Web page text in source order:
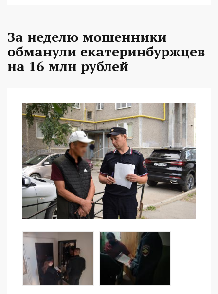
За неделю мошенники
обманули екатеринбуржцев
на 16 млн рублей